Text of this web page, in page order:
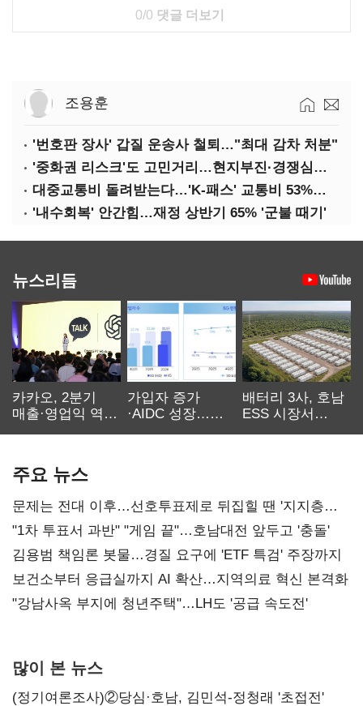
0/0 댓글 더보기
조용훈
'번호판 장사' 갑질 운송사 철퇴…"최대 감차 처분"
'중화권 리스크'도 고민거리…현지부진·경쟁심화·양안냉각
대중교통비 돌려받는다…'K-패스' 교통비 53%까지 환급
'내수회복' 안간힘…재정 상반기 65% '군불 때기'
뉴스리듬
카카오, 2분기
매출·영업익 역대
가입자 증가
·AIDC 성장…
배터리 3사, 호남
ESS 시장서
주요 뉴스
문제는 전대 이후…선호투표제로 뒤집힐 땐 '지지층
불복'
"1차 투표서 과반" "게임 끝"…호남대전 앞두고 '충돌'
김용범 책임론 봇물…경질 요구에 'ETF 특검' 주장까지
보건소부터 응급실까지 AI 확산…지역의료 혁신 본격화
"강남사옥 부지에 청년주택"…LH도 '공급 속도전'
많이 본 뉴스
(정기여론조사)②당심·호남, 김민석-정청래 '초접전'